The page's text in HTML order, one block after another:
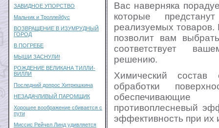
ЗАВИДНОЕ УПОРСТВО
Мальчик и Троллейбус
ВОЗВРАЩЕНИЕ В ИЗУМРУДНЫЙ
ГОРОД
В ПОГРЕБЕ
МЫШИ ЗАСНУЛИ!
РОЖДЕНИЕ ВЕЛИКАНА ТИЛЛИ-
ВИЛЛИ
Последний допрос Хитрюшкина
НЕЗАДАЧЛИВЫЙ ПАРОМЩИК
Хорошее воображение сбивается с
пути
Миссис Рейчел Линд удивляется
Вас наверняка
которые
реализуемых товаров.
позволит вам
соответствует
решению.
Химический состав
обработки
противоплесневый
эффективность при их